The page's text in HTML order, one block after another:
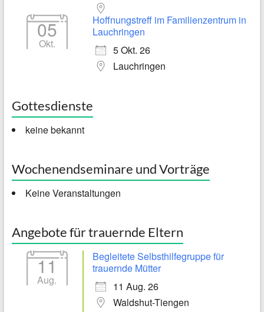
05
Okt.
Hoffnungstreff im Familienzentrum in
Lauchringen
5 Okt. 26
Lauchringen
Gottesdienste
keine bekannt
Wochenendseminare und Vorträge
Keine Veranstaltungen
Angebote für trauernde Eltern
11
Aug.
Begleitete Selbsthilfegruppe für
trauernde Mütter
11 Aug. 26
Waldshut-Tiengen